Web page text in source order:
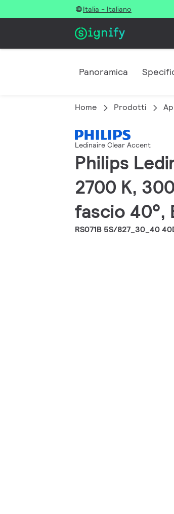
Italia - Italiano
Panoramica
Home Prodotti
Ledinaire Clear Accent
Philips
2700 K,
fascio 40°,
RS071B 5S/827_30_40